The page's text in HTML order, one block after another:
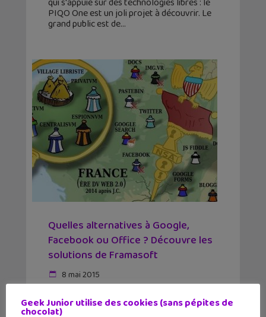
PIQO One est un joli projet à découvrir. Le
grand public est de
Quelles alternatives à Google,
Facebook ou Office ? Découvre les
solutions de Framasoft
8 mai 2015
Geek Junior utilise des cookies (sans pépites de
chocolat)